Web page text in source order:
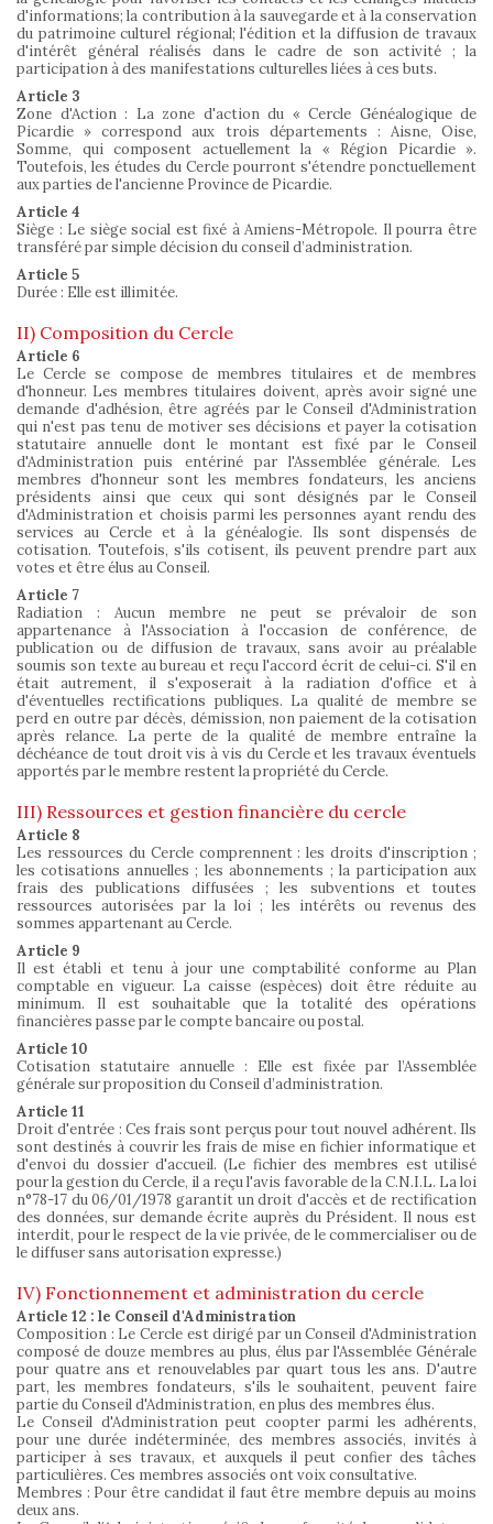
d'informations; la contribution à la sauvegarde et à la conservation
du patrimoine culturel régional; l'édition et la diffusion de travaux
d'intérêt général réalisés dans le cadre de son activité ; la
participation à des manifestations culturelles liées à ces buts.
Article 3
Zone d'Action : La zone d'action du « Cercle Généalogique de
Picardie » correspond aux trois départements : Aisne, Oise,
Somme, qui composent actuellement la « Région Picardie ».
Toutefois, les études du Cercle pourront s'étendre ponctuellement
aux parties de l'ancienne Province de Picardie.
Article 4
Siège : Le siège social est fixé à Amiens-Métropole. Il pourra être
transféré par simple décision du conseil d’administration.
Article 5
Durée : Elle est illimitée.
II) Composition du Cercle
Article 6
Le Cercle se compose de membres titulaires et de membres
d'honneur. Les membres titulaires doivent, après avoir signé une
demande d'adhésion, être agréés par le Conseil d'Administration
qui n'est pas tenu de motiver ses décisions et payer la cotisation
statutaire annuelle dont le montant est fixé par le Conseil
d'Administration puis entériné par l'Assemblée générale. Les
membres d'honneur sont les membres fondateurs, les anciens
présidents ainsi que ceux qui sont désignés par le Conseil
d'Administration et choisis parmi les personnes ayant rendu des
services au Cercle et à la généalogie. Ils sont dispensés de
cotisation. Toutefois, s'ils cotisent, ils peuvent prendre part aux
votes et être élus au Conseil.
Article 7
Radiation : Aucun membre ne peut se prévaloir de son
appartenance à l'Association à l'occasion de conférence, de
publication ou de diffusion de travaux, sans avoir au préalable
soumis son texte au bureau et reçu l'accord écrit de celui-ci. S'il en
était autrement, il s'exposerait à la radiation d'office et à
d'éventuelles rectifications publiques. La qualité de membre se
perd en outre par décès, démission, non paiement de la cotisation
après relance. La perte de la qualité de membre entraîne la
déchéance de tout droit vis à vis du Cercle et les travaux éventuels
apportés par le membre restent la propriété du Cercle.
III) Ressources et gestion financière du cercle
Article 8
Les ressources du Cercle comprennent : les droits d'inscription ;
les cotisations annuelles ; les abonnements ; la participation aux
frais des publications diffusées ; les subventions et toutes
ressources autorisées par la loi ; les intérêts ou revenus des
sommes appartenant au Cercle.
Article 9
Il est établi et tenu à jour une comptabilité conforme au Plan
comptable en vigueur. La caisse (espèces) doit être réduite au
minimum. Il est souhaitable que la totalité des opérations
financières passe par le compte bancaire ou postal.
Article 10
Cotisation statutaire annuelle : Elle est fixée par l’Assemblée
générale sur proposition du Conseil d’administration.
Article 11
Droit d'entrée : Ces frais sont perçus pour tout nouvel adhérent. Ils
sont destinés à couvrir les frais de mise en fichier informatique et
d'envoi du dossier d'accueil. (Le fichier des membres est utilisé
pour la gestion du Cercle, il a reçu l'avis favorable de la C.N.I.L. La loi
n°78-17 du 06/01/1978 garantit un droit d'accès et de rectification
des données, sur demande écrite auprès du Président. Il nous est
interdit, pour le respect de la vie privée, de le commercialiser ou de
le diffuser sans autorisation expresse.)
IV) Fonctionnement et administration du cercle
Article 12 : le Conseil d'Administration
Composition : Le Cercle est dirigé par un Conseil d'Administration
composé de douze membres au plus, élus par l'Assemblée Générale
pour quatre ans et renouvelables par quart tous les ans. D'autre
part, les membres fondateurs, s'ils le souhaitent, peuvent faire
partie du Conseil d'Administration, en plus des membres élus.
Le Conseil d'Administration peut coopter parmi les adhérents,
pour une durée indéterminée, des membres associés, invités à
participer à ses travaux, et auxquels il peut confier des tâches
particulières. Ces membres associés ont voix consultative.
Membres : Pour être candidat il faut être membre depuis au moins
deux ans.